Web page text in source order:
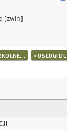
[zwiń]
×USŁUGI